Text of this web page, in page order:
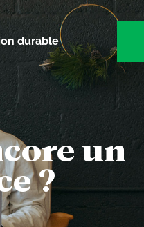
durable
un
?